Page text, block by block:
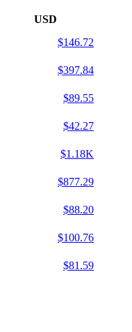
USD
$146.72
$397.84
$89.55
$42.27
$1.18K
$877.29
$88.20
$100.76
$81.59